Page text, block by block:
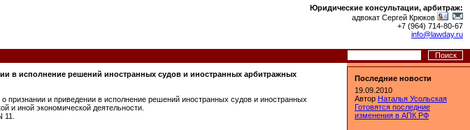
Юридические консультации, арбитраж:
адвокат Сергей Крюков
+7 (964) 714-80-67
info@lawday.ru
в исполнение решений иностранных судов и иностранных арбитражных
признании и приведении в исполнение решений иностранных судов и иностранных
и иной экономической деятельности.
Последние новости
19.09.2010
Автор Наталья Усольская
Готовятся последние
изменения в АПК РФ